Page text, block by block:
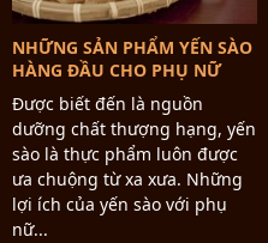
NHỮNG SẢN PHẨM YẾN SÀO
HÀNG ĐẦU CHO PHỤ NỮ
Được biết đến là nguồn
dưỡng chất thượng hạng, yến
sào là thực phẩm luôn được
ưa chuộng từ xa xưa. Những
lợi ích của yến sào với phụ
nữ...